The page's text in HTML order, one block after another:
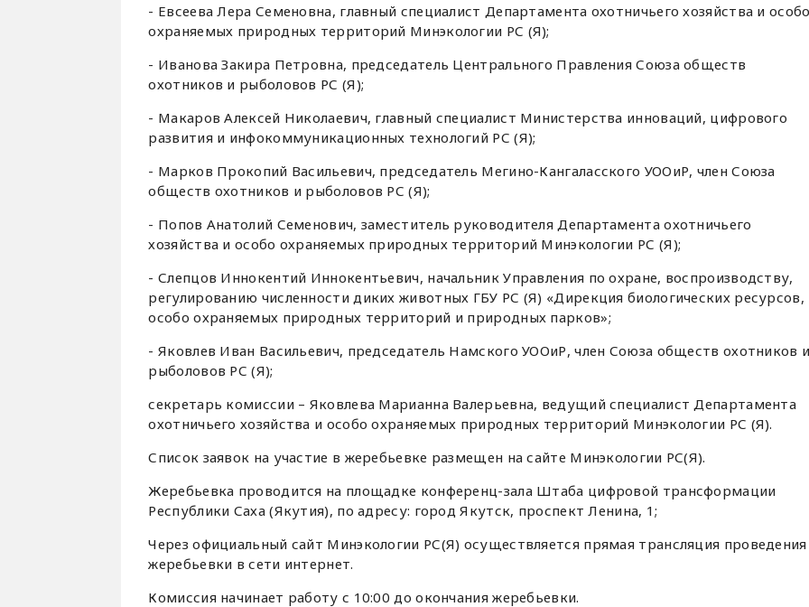
- Евсеева Лера Семеновна, главный специалист Департамента охотничьего хозяйства и
охраняемых природных территорий Минэкологии РС (Я);
- Иванова Закира Петровна, председатель Центрального Правления Союза обществ
охотников и рыболовов РС (Я);
- Макаров Алексей Николаевич, главный специалист Министерства инноваций, цифрового
развития и инфокоммуникационных технологий РС (Я);
- Марков Прокопий Васильевич, председатель Мегино-Кангаласского УООиР, член Союза
обществ охотников и рыболовов РС (Я);
- Попов Анатолий Семенович, заместитель руководителя Департамента охотничьего
хозяйства и особо охраняемых природных территорий Минэкологии РС (Я);
- Слепцов Иннокентий Иннокентьевич, начальник Управления по охране, воспроизводству,
регулированию численности диких животных ГБУ РС (Я) «Дирекция биологических ресурсов,
особо охраняемых природных территорий и природных парков»;
- Яковлев Иван Васильевич, председатель Намского УООиР, член Союза обществ охотников
рыболовов РС (Я);
секретарь комиссии – Яковлева Марианна Валерьевна, ведущий специалист Департамента
охотничьего хозяйства и особо охраняемых природных территорий Минэкологии РС (Я).
Список заявок на участие в жеребьевке размещен на сайте Минэкологии РС(Я).
Жеребьевка проводится на площадке конференц-зала Штаба цифровой трансформации
Республики Саха (Якутия), по адресу: город Якутск, проспект Ленина, 1;
Через официальный сайт Минэкологии РС(Я) осуществляется прямая трансляция проведения
жеребьевки в сети интернет.
Комиссия начинает работу с 10:00 до окончания жеребьевки.